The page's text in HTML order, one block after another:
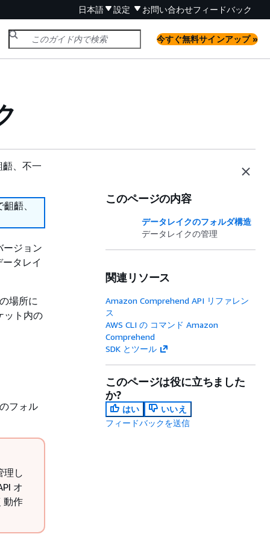
日本語 設定 お問い合わせフィードバック
今すぐ無料サインアップ »
、不一
齬、
ージョン
タレイ
場所に
ット内の
フォル
理し
オ
動作
このページの内容
データレイクのフォルダ構造
データレイクの管理
関連リソース
Amazon Comprehend API リファレン
ス
AWS CLI の コマンド Amazon
Comprehend
SDK とツール
このページは役に立ちました
か?
はい
いいえ
フィードバックを送信